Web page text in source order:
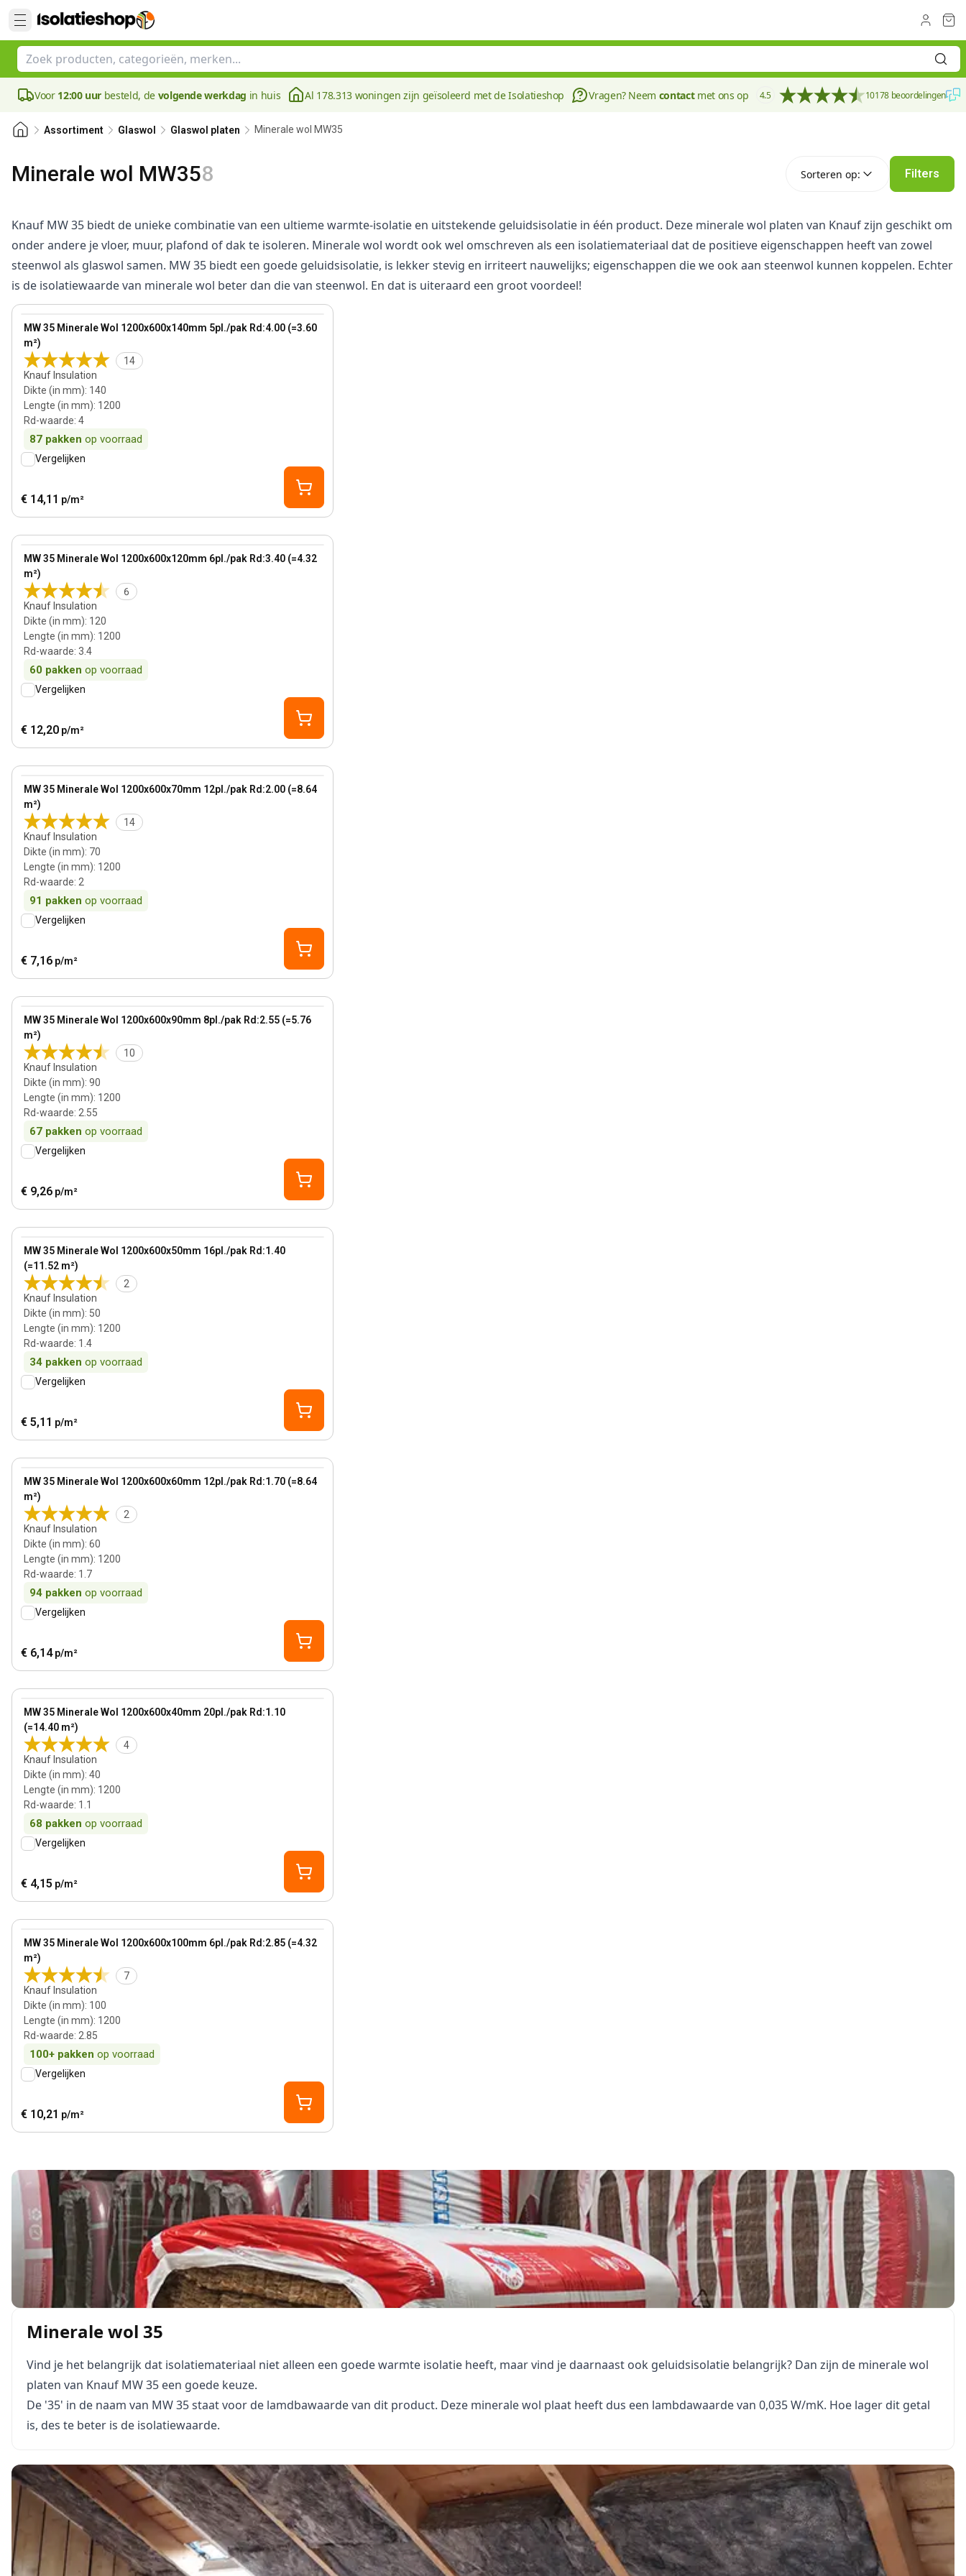
Voor 12:00 uur besteld, de volgende werkdag in huis Al 178.313 woningen zijn geïsoleerd met de Isolatieshop Vragen? Neem contactmet ons op 4.5 10178 beoordelingen
Assortiment Glaswol Glaswol platen Minerale wol MW35
Minerale wol MW358 Sorteren op: Filters
Knauf MW 35 biedt de unieke combinatie van een ultieme warmte-isolatie en uitstekende geluidsisolatie in één product. Deze minerale wol platen van Knauf zijn geschikt om
onder andere je vloer, muur, plafond of dak te isoleren. Minerale wol wordt ook wel omschreven als een isolatiemateriaal dat de positieve eigenschappen heeft van zowel
steenwol als glaswol samen. MW 35 biedt een goede geluidsisolatie, is lekker stevig en irriteert nauwelijks; eigenschappen die we ook aan steenwol kunnen koppelen. Echter
is de isolatiewaarde van minerale wol beter dan die van steenwol. En dat is uiteraard een groot voordeel!
140 mm
MW 35 Minerale Wol 1200x600x140mm 5pl./pak Rd:4.00 (=3.60
m²)
14
Knauf Insulation
Dikte (in mm): 140
Lengte (in mm): 1200
Rd-waarde: 4
87 pakken op voorraad
View product
Vergelijken
€ 14,11 p/m²
MW 35 Minerale Wol 1200x600x120mm 6pl./pak Rd:3.40 (=4.32
m²)
6
Knauf Insulation
Dikte (in mm): 120
Lengte (in mm): 1200
Rd-waarde: 3.4
60 pakken op voorraad
View product
Vergelijken
€ 12,20 p/m²
Bestseller
MW 35 Minerale Wol 1200x600x70mm 12pl./pak Rd:2.00 (=8.64
m²)
14
Knauf Insulation
Dikte (in mm): 70
Lengte (in mm): 1200
Rd-waarde: 2
91 pakken op voorraad
View product
Vergelijken
€ 7,16 p/m²
MW 35 Minerale Wol 1200x600x90mm 8pl./pak Rd:2.55 (=5.76
m²)
10
Knauf Insulation
Dikte (in mm): 90
Lengte (in mm): 1200
Rd-waarde: 2.55
67 pakken op voorraad
View product
Vergelijken
€ 9,26 p/m²
MW 35 Minerale Wol 1200x600x50mm 16pl./pak Rd:1.40
(=11.52 m²)
2
Knauf Insulation
Dikte (in mm): 50
Lengte (in mm): 1200
Rd-waarde: 1.4
34 pakken op voorraad
View product
Vergelijken
€ 5,11 p/m²
MW 35 Minerale Wol 1200x600x60mm 12pl./pak Rd:1.70 (=8.64
m²)
2
Knauf Insulation
Dikte (in mm): 60
Lengte (in mm): 1200
Rd-waarde: 1.7
94 pakken op voorraad
View product
Vergelijken
€ 6,14 p/m²
MW 35 Minerale Wol 1200x600x40mm 20pl./pak Rd:1.10
(=14.40 m²)
4
Knauf Insulation
Dikte (in mm): 40
Lengte (in mm): 1200
Rd-waarde: 1.1
68 pakken op voorraad
View product
Vergelijken
€ 4,15 p/m²
MW 35 Minerale Wol 1200x600x100mm 6pl./pak Rd:2.85 (=4.32
m²)
7
Knauf Insulation
Dikte (in mm): 100
Lengte (in mm): 1200
Rd-waarde: 2.85
100+ pakken op voorraad
View product
Vergelijken
€ 10,21 p/m²
Minerale wol 35
Vind je het belangrijk dat isolatiemateriaal niet alleen een goede warmte isolatie heeft, maar vind je daarnaast ook geluidsisolatie belangrijk? Dan zijn de minerale wol
platen van Knauf MW 35 een goede keuze.
De '35' in de naam van MW 35 staat voor de lamdbawaarde van dit product. Deze minerale wol plaat heeft dus een lambdawaarde van 0,035 W/mK. Hoe lager dit getal
is, des te beter is de isolatiewaarde.